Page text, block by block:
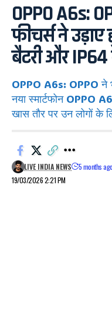
OPPO A6s:
फीचर्स ने
बैटरी और IP64
OPPO A6s: OPPO ने
नया स्मार्टफोन OPPO
खास तौर पर उन लोगों के
19/03/2026 2:21 PM
LIVE INDIA NEWS 5 months ago